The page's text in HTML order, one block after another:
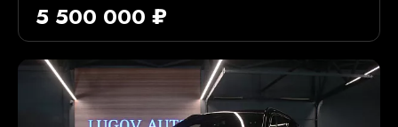
5 500 000 ₽